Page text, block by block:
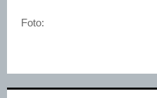
Foto: